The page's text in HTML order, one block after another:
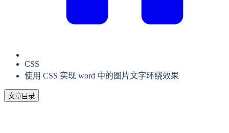
CSS
使用 CSS 实现 word 中的图片文字环绕效果
文章目录